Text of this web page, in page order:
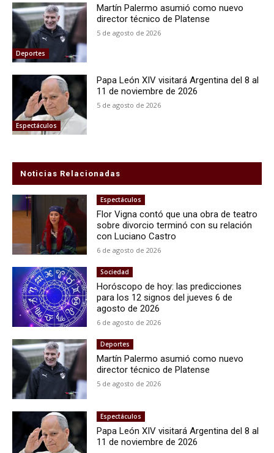
Deportes
Martín Palermo asumió como nuevo
director técnico de Platense
5 de agosto de 2026
Espectáculos
Papa León XIV visitará Argentina del 8 al
11 de noviembre de 2026
5 de agosto de 2026
Noticias Relacionadas
Espectáculos
Flor Vigna contó que una obra de teatro
sobre divorcio terminó con su relación
con Luciano Castro
6 de agosto de 2026
Sociedad
Horóscopo de hoy: las predicciones
para los 12 signos del jueves 6 de
agosto de 2026
6 de agosto de 2026
Deportes
Martín Palermo asumió como nuevo
director técnico de Platense
5 de agosto de 2026
Espectáculos
Papa León XIV visitará Argentina del 8 al
11 de noviembre de 2026